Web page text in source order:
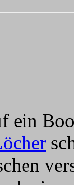
ein